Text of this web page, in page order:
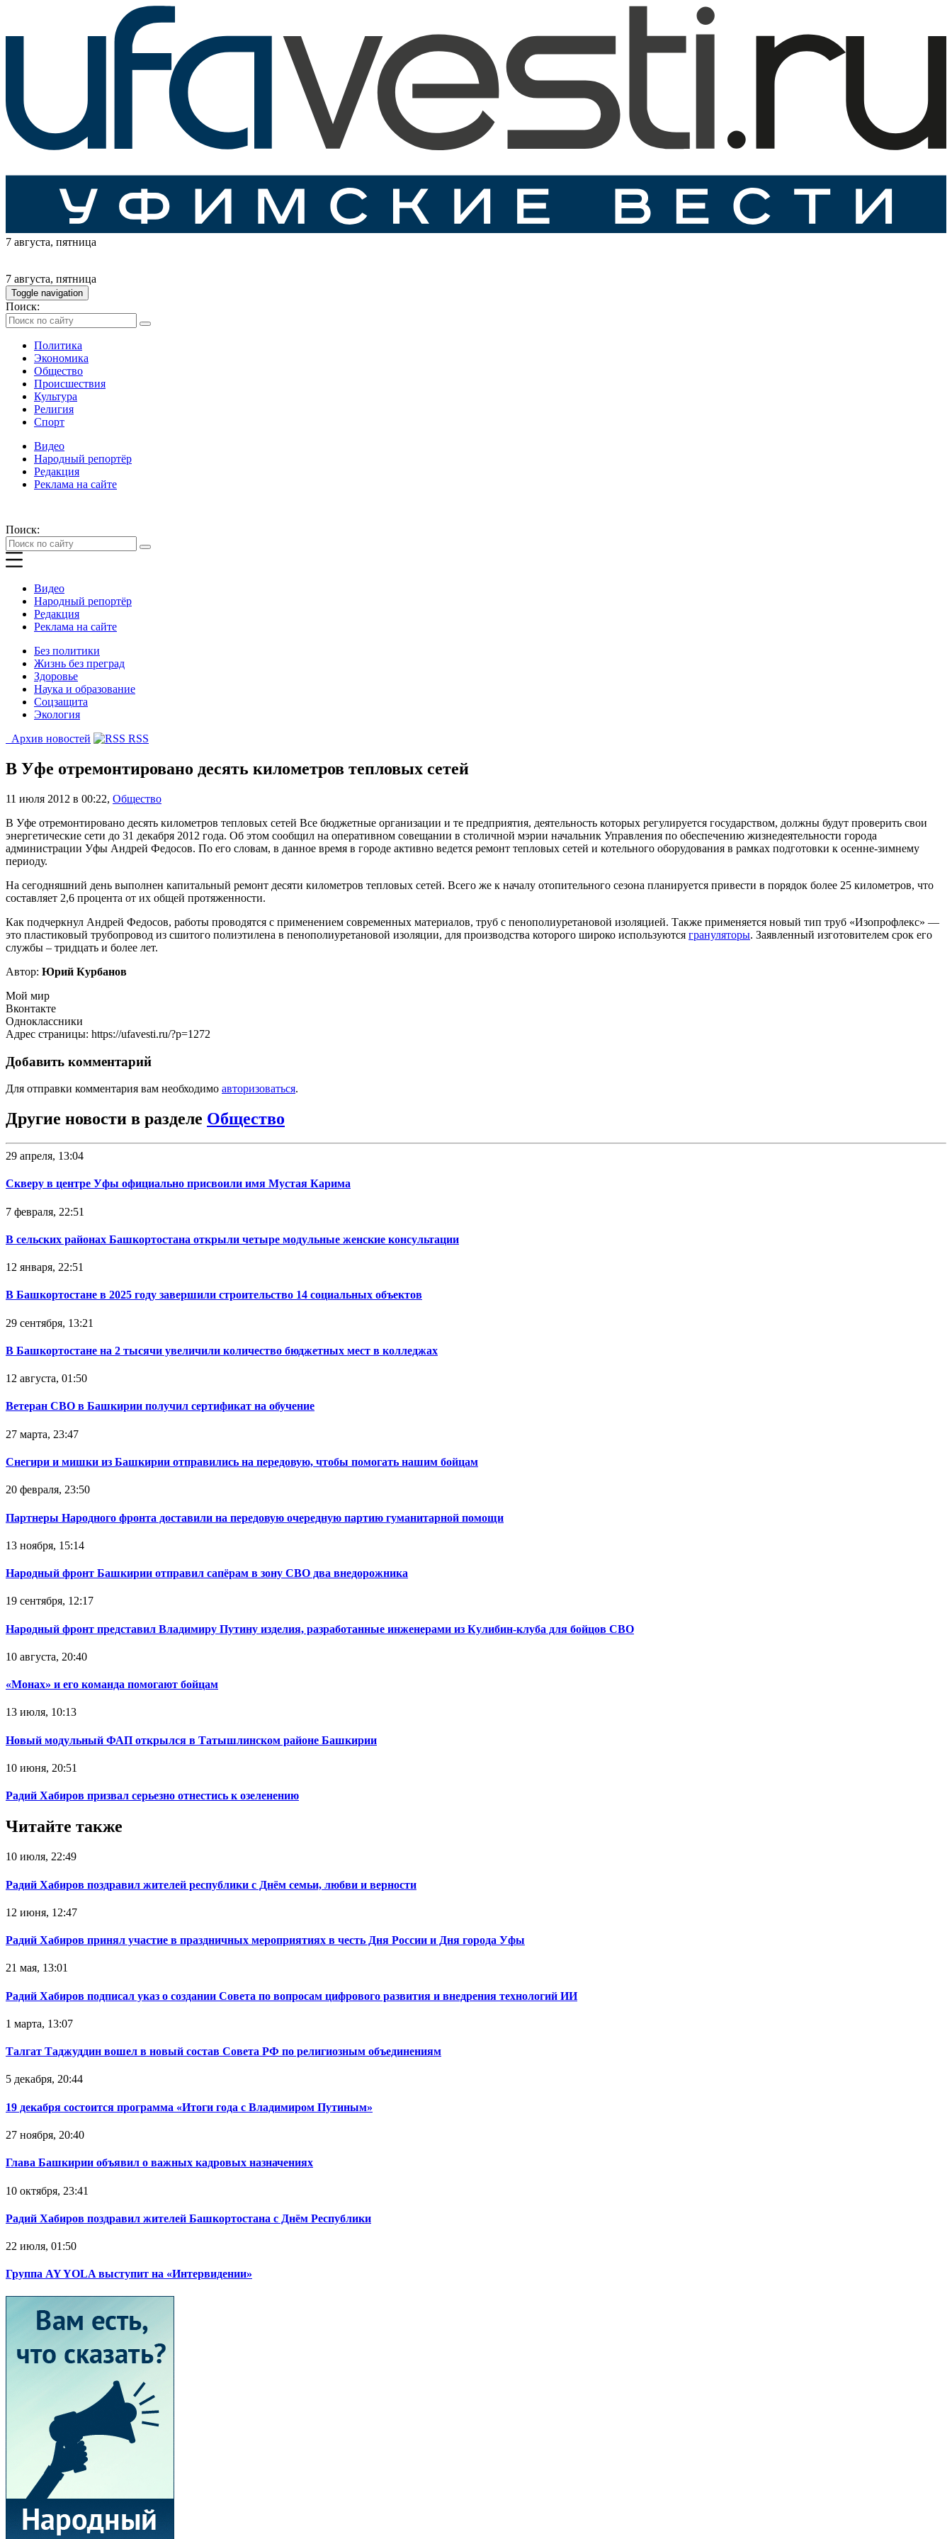
7 августа, пятница
7 августа, пятница
Toggle navigation
Поиск:
Политика
Экономика
Общество
Происшествия
Культура
Религия
Спорт
Видео
Народный репортёр
Редакция
Реклама на сайте
Поиск:
Видео
Народный репортёр
Редакция
Реклама на сайте
Без политики
Жизнь без преград
Здоровье
Наука и образование
Соцзащита
Экология
Архив новостей
RSS
В Уфе отремонтировано десять километров тепловых сетей
11 июля 2012 в 00:22, Общество
В Уфе отремонтировано десять километров тепловых сетей Все бюджетные организации и те предприятия, деятельность которых регулируется государством, должны будут проверить свои
энергетические сети до 31 декабря 2012 года. Об этом сообщил на оперативном совещании в столичной мэрии начальник Управления по обеспечению жизнедеятельности города
администрации Уфы Андрей Федосов. По его словам, в данное время в городе активно ведется ремонт тепловых сетей и котельного оборудования в рамках подготовки к осенне-зимнему
периоду.
На сегодняшний день выполнен капитальный ремонт десяти километров тепловых сетей. Всего же к началу отопительного сезона планируется привести в порядок более 25 километров, что
составляет 2,6 процента от их общей протяженности.
Как подчеркнул Андрей Федосов, работы проводятся с применением современных материалов, труб с пенополиуретановой изоляцией. Также применяется новый тип труб «Изопрофлекс» —
это пластиковый трубопровод из сшитого полиэтилена в пенополиуретановой изоляции, для производства которого широко используются грануляторы. Заявленный изготовителем срок его
службы – тридцать и более лет.
Автор: Юрий Курбанов
Мой мир
Вконтакте
Одноклассники
Адрес страницы: https://ufavesti.ru/?p=1272
Добавить комментарий
Для отправки комментария вам необходимо авторизоваться.
Другие новости в разделе Общество
29 апреля, 13:04
Скверу в центре Уфы официально присвоили имя Мустая Карима
7 февраля, 22:51
В сельских районах Башкортостана открыли четыре модульные женские консультации
12 января, 22:51
В Башкортостане в 2025 году завершили строительство 14 социальных объектов
29 сентября, 13:21
В Башкортостане на 2 тысячи увеличили количество бюджетных мест в колледжах
12 августа, 01:50
Ветеран СВО в Башкирии получил сертификат на обучение
27 марта, 23:47
Снегири и мишки из Башкирии отправились на передовую, чтобы помогать нашим бойцам
20 февраля, 23:50
Партнеры Народного фронта доставили на передовую очередную партию гуманитарной помощи
13 ноября, 15:14
Народный фронт Башкирии отправил сапёрам в зону СВО два внедорожника
19 сентября, 12:17
Народный фронт представил Владимиру Путину изделия, разработанные инженерами из Кулибин-клуба для бойцов СВО
10 августа, 20:40
«Монах» и его команда помогают бойцам
13 июля, 10:13
Новый модульный ФАП открылся в Татышлинском районе Башкирии
10 июня, 20:51
Радий Хабиров призвал серьезно отнестись к озеленению
Читайте также
10 июля, 22:49
Радий Хабиров поздравил жителей республики с Днём семьи, любви и верности
12 июня, 12:47
Радий Хабиров принял участие в праздничных мероприятиях в честь Дня России и Дня города Уфы
21 мая, 13:01
Радий Хабиров подписал указ о создании Совета по вопросам цифрового развития и внедрения технологий ИИ
1 марта, 13:07
Талгат Таджуддин вошел в новый состав Совета РФ по религиозным объединениям
5 декабря, 20:44
19 декабря состоится программа «Итоги года с Владимиром Путиным»
27 ноября, 20:40
Глава Башкирии объявил о важных кадровых назначениях
10 октября, 23:41
Радий Хабиров поздравил жителей Башкортостана с Днём Республики
22 июля, 01:50
Группа AY YOLA выступит на «Интервидении»